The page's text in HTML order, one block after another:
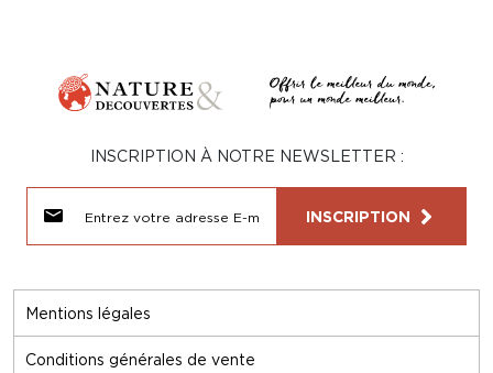
Mentions légales
Conditions générales de vente
INSCRIPTION À NOTRE NEWSLETTER :
INSCRIPTION